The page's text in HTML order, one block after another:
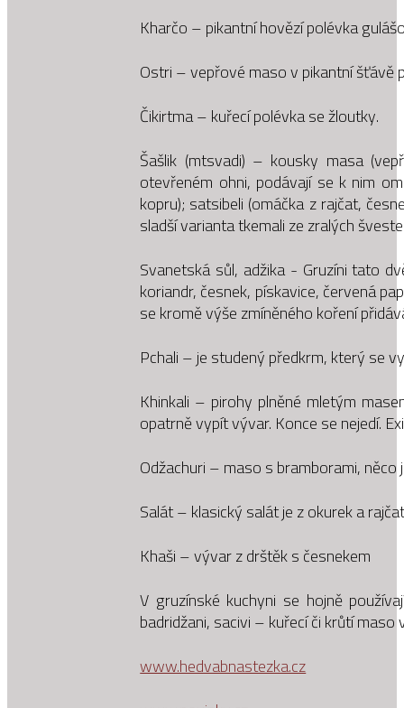
Kharčo – pikantní hovězí polévka
Ostri – vepřové maso v pikantní šťávě
Čikirtma – kuřecí polévka se žloutky.
Šašlik (mtsvadi) – kousky masa
otevřeném ohni, podávají se k nim
kopru); satsibeli (omáčka z rajčat,
sladší varianta tkemali ze zralých
Svanetská sůl, adžika - Gruzíni tato
koriandr, česnek, pískavice, červená
se kromě výše zmíněného koření
Pchali – je studený předkrm, který se
Khinkali – pirohy plněné mletým
opatrně vypít vývar. Konce se nejedí.
Odžachuri – maso s bramborami, něco
Salát – klasický salát je z okurek a
Khaši – vývar z drštěk s česnekem
V gruzínské kuchyni se hojně
badridžani, sacivi – kuřecí či krůtí
www.hedvabnastezka.cz